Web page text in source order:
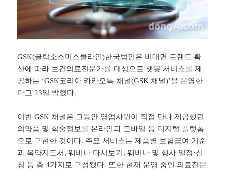
GSK(글락소스미스클라인)한국법인은 비대면 트렌드 확
산에 따라 보건의료전문가를 대상으로 챗봇 서비스를 제
공하는 ‘GSK코리아 카카오톡 채널(GSK 채널)’을 운영한
다고 23일 밝혔다.
이번GSK 채널은 그동안 영업사원이 직접 만나 제공했던
의약품 및 학술정보를 온라인과 모바일 등 디지털 플랫폼
으로 구현한 것이다. 주요 서비스는 제품별 보험급여 기준
과 복약지도서, 웨비나 다시보기, 웨비나 및 행사 일정·신
청 등 총 4가지로 구성됐다. 또한 현재 운영 중인 의료전문